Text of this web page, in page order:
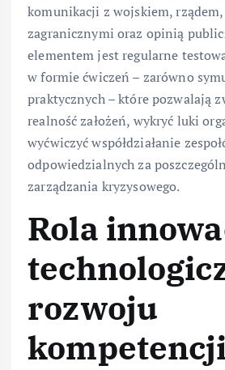
komunikacji z wojskiem,
zagranicznymi oraz opinią
elementem jest regularne
w formie ćwiczeń – zarówno
praktycznych – które pozwalają
realność założeń, wykryć luki
wyćwiczyć współdziałanie
odpowiedzialnych za
zarządzania kryzysowego.
Rola
rozwoju